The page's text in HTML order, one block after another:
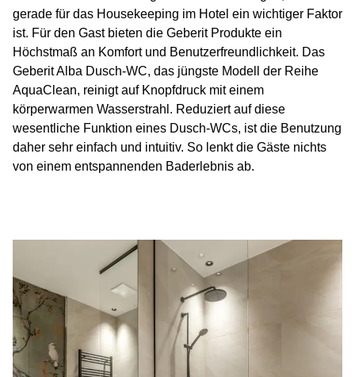
gerade für das Housekeeping im Hotel ein wichtiger Faktor
ist. Für den Gast bieten die Geberit Produkte ein
Höchstmaß an Komfort und Benutzerfreundlichkeit. Das
Geberit Alba Dusch-WC, das jüngste Modell der Reihe
AquaClean, reinigt auf Knopfdruck mit einem
körperwarmen Wasserstrahl. Reduziert auf diese
wesentliche Funktion eines Dusch-WCs, ist die Benutzung
daher sehr einfach und intuitiv. So lenkt die Gäste nichts
von einem entspannenden Baderlebnis ab.